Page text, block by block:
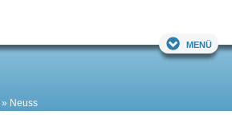
Menü
Neuss